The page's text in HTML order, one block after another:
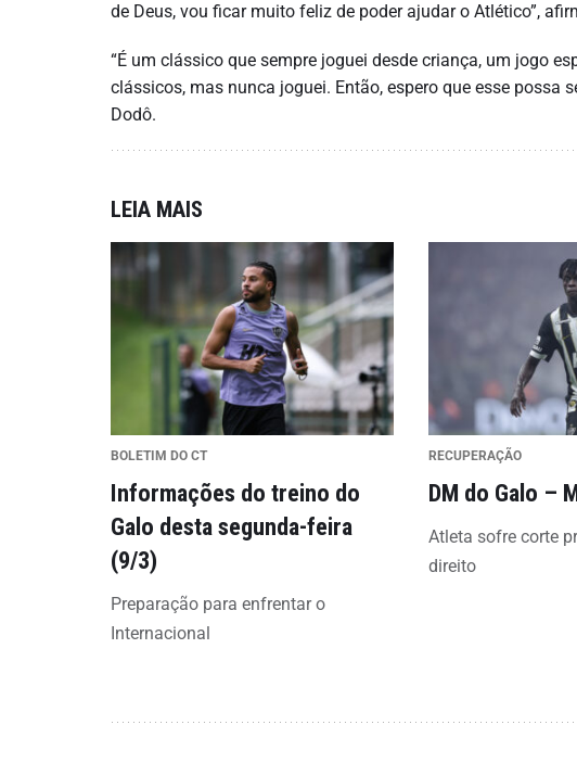
de Deus, vou ficar muito feliz de poder ajudar o Atlético”,
“É um clássico que sempre joguei desde criança, um jogo
clássicos, mas nunca joguei. Então, espero que esse possa
Dodô.
LEIA MAIS
BOLETIM DO CT
Informações do treino do
Galo desta segunda-feira
(9/3)
Preparação para enfrentar o
Internacional
RECUPERAÇÃO
DM do Galo –
Atleta sofre corte
direito